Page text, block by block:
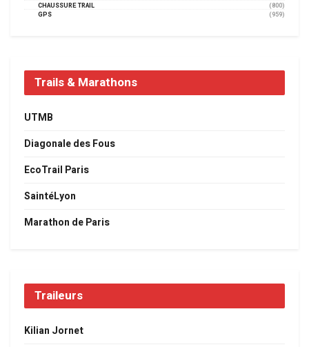
CHAUSSURE TRAIL
(800)
GPS
(959)
Trails & Marathons
UTMB
Diagonale des Fous
EcoTrail Paris
SaintéLyon
Marathon de Paris
Traileurs
Kilian Jornet